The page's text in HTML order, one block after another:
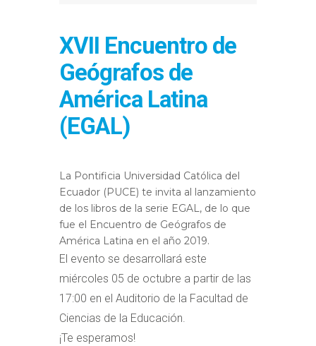
XVII Encuentro de
Geógrafos de
América Latina
(EGAL)
La Pontificia Universidad Católica del
Ecuador (PUCE) te invita al lanzamiento
de los libros de la serie EGAL, de lo que
fue el Encuentro de Geógrafos de
América Latina en el año 2019.
El evento se desarrollará este
miércoles 05 de octubre a partir de las
17:00 en el Auditorio de la Facultad de
Ciencias de la Educación.
¡Te esperamos!